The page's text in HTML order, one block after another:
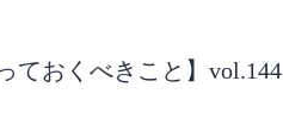
ておくべきこと】vol.144